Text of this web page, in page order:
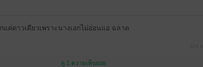
แค่ดาวเดียวเพราะนางเอกไม่อ่อนแอ ฉลาด
ดู 1 ความเห็นย่อย